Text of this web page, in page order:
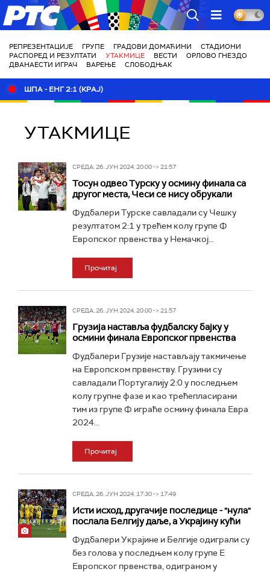
РТС
РЕПРЕЗЕНТАЦИЈЕ ГРУПЕ ГРАДОВИ ДОМАЋИНИ
СТАДИОНИ
РАСПОРЕД И РЕЗУЛТАТИ
УТАКМИЦЕ ВЕСТИ
ОРЛОВО ГНЕЗДО
ДВАНАЕСТИ ИГРАЧ
ВАРЕЊЕ СЛОБОДЊАК
ШПА - ЕНГ 2:1 (КРАЈ)
УТАКМИЦЕ
СРЕДА, 26. ЈУН 2024, 20:00 -> 21:57
Тосун одвео Турску у осмину финала са
другог места, Чеси се нису обрукали
Фудбалери Турске савладали су Чешку
резултатом 2:1 у трећем колу групе Ф
Европског првенства у Немачкој...
Прочитај
СРЕДА, 26. ЈУН 2024, 20:00 -> 21:57
Грузија наставља фудбалску бајку у
осмини финала Европског првенства
Фудбалери Грузије настављају такмичење
на Европском првенству. Грузини су
савладали Португалију 2:0 у последњем
колу групне фазе и као трећепласирани
тим из групе Ф играће осмину финала Евра
2024...
Прочитај
СРЕДА, 26. ЈУН 2024, 17:30 -> 17:49
Исти исход, другачије последице - "нула"
послала Белгију даље, а Украјину кући
Фудбалери Украјине и Белгије одиграли су
без голова у последњем колу групе Е
Европског првенства, одиграном у